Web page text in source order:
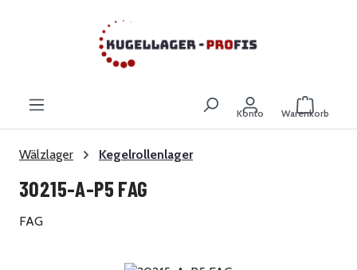
Zum Hauptinhalt springen
Konto Warenkorb
Wälzlager Kegelrollenlager
30215-A-P5 FAG
FAG